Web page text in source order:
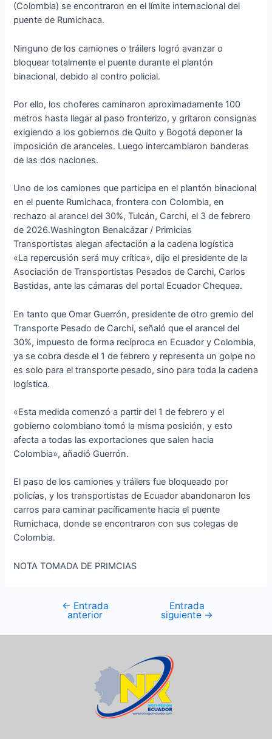
(Colombia) se encontraron en el límite internacional del
puente de Rumichaca.
Ninguno de los camiones o tráilers logró avanzar o
bloquear totalmente el puente durante el plantón
binacional, debido al contro policial.
Por ello, los choferes caminaron aproximadamente 100
metros hasta llegar al paso fronterizo, y gritaron consignas
exigiendo a los gobiernos de Quito y Bogotá deponer la
imposición de aranceles. Luego intercambiaron banderas
de las dos naciones.
Uno de los camiones que participa en el plantón binacional
en el puente Rumichaca, frontera con Colombia, en
rechazo al arancel del 30%, Tulcán, Carchi, el 3 de febrero
de 2026.Washington Benalcázar / Primicias
Transportistas alegan afectación a la cadena logística
«La repercusión será muy crítica», dijo el presidente de la
Asociación de Transportistas Pesados de Carchi, Carlos
Bastidas, ante las cámaras del portal Ecuador Chequea.
En tanto que Omar Guerrón, presidente de otro gremio del
Transporte Pesado de Carchi, señaló que el arancel del
30%, impuesto de forma recíproca en Ecuador y Colombia,
ya se cobra desde el 1 de febrero y representa un golpe no
es solo para el transporte pesado, sino para toda la cadena
logística.
«Esta medida comenzó a partir del 1 de febrero y el
gobierno colombiano tomó la misma posición, y esto
afecta a todas las exportaciones que salen hacia
Colombia», añadió Guerrón.
El paso de los camiones y tráilers fue bloqueado por
policías, y los transportistas de Ecuador abandonaron los
carros para caminar pacíficamente hacia el puente
Rumichaca, donde se encontraron con sus colegas de
Colombia.
NOTA TOMADA DE PRIMCIAS
← Entrada
anterior
Entrada
siguiente →